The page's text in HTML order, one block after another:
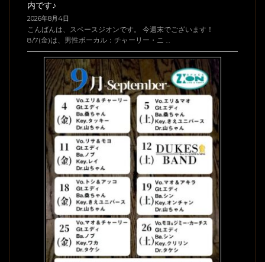
内です♪
2026年8月4日
こんばんは、スペースジオンです。 今週末でございます！
8/7(金)は、男性ボーカル：チャーリー・ニ …